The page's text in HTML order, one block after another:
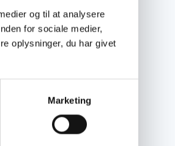
og til at analysere
for sociale medier,
oplysninger, du har givet
Marketing